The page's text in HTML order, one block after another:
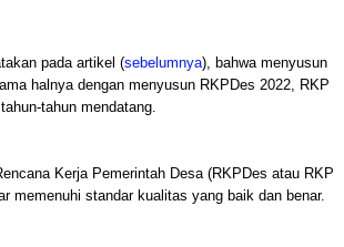
pada artikel (sebelumnya), bahwa menyusun
halnya dengan menyusun RKPDes 2022, RKP
tahun mendatang.
Kerja Pemerintah Desa (RKPDes atau RKP
memenuhi standar kualitas yang baik dan benar.